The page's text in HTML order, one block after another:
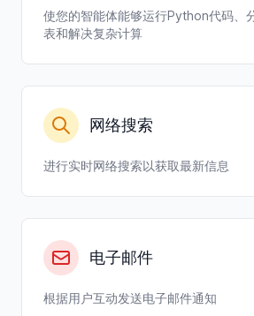
使您的智能体能够运行Python代码、
表和解决复杂计算
网络搜索
进行实时网络搜索以获取最新信息
电子邮件
根据用户互动发送电子邮件通知